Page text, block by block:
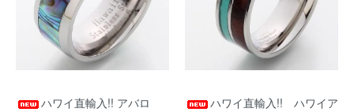
ハワイ直輸入!! アバロ
ハワイ直輸入!! ハワイア